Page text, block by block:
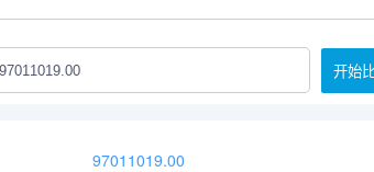
开始
97011019.00